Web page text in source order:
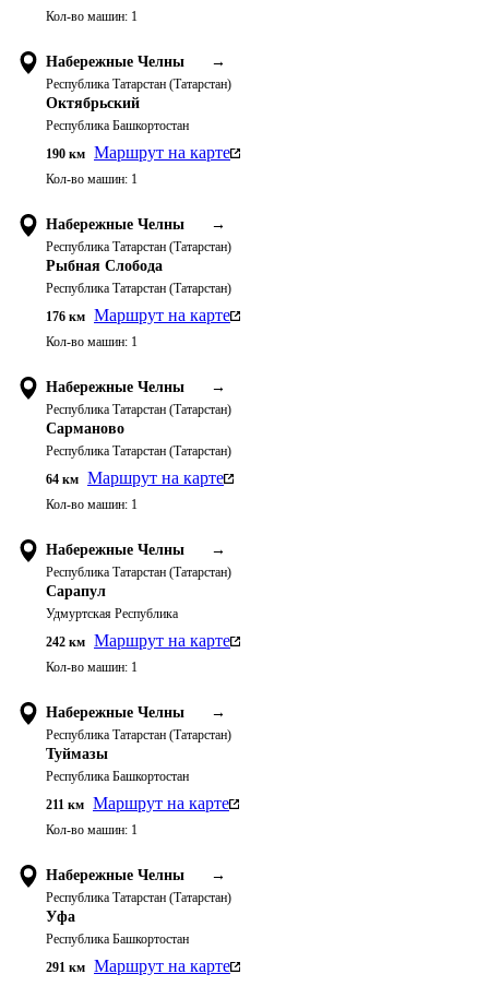
Кол-во машин: 1
Набережные Челны →
Республика Татарстан (Татарстан)
Октябрьский
Республика Башкортостан
190 км Маршрут на карте
Кол-во машин: 1
Набережные Челны →
Республика Татарстан (Татарстан)
Рыбная Слобода
Республика Татарстан (Татарстан)
176 км Маршрут на карте
Кол-во машин: 1
Набережные Челны →
Республика Татарстан (Татарстан)
Сарманово
Республика Татарстан (Татарстан)
64 км Маршрут на карте
Кол-во машин: 1
Набережные Челны →
Республика Татарстан (Татарстан)
Сарапул
Удмуртская Республика
242 км Маршрут на карте
Кол-во машин: 1
Набережные Челны →
Республика Татарстан (Татарстан)
Туймазы
Республика Башкортостан
211 км Маршрут на карте
Кол-во машин: 1
Набережные Челны →
Республика Татарстан (Татарстан)
Уфа
Республика Башкортостан
291 км Маршрут на карте